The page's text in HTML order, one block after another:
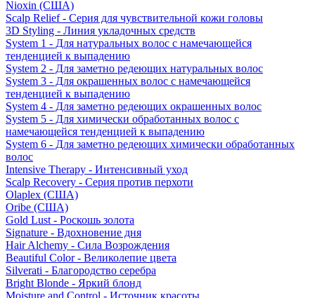
Nioxin (США)
Scalp Relief - Серия для чувствительной кожи головы
3D Styling - Линия укладочных средств
System 1 - Для натуральных волос с намечающейся
тенденцией к выпадению
System 2 - Для заметно редеющих натуральных волос
System 3 - Для окрашенных волос с намечающейся
тенденцией к выпадению
System 4 - Для заметно редеющих окрашенных волос
System 5 - Для химически обработанных волос с
намечающейся тенденцией к выпадению
System 6 - Для заметно редеющих химически обработанных
волос
Intensive Therapy - Интенсивный уход
Scalp Recovery - Серия против перхоти
Olaplex (США)
Oribe (США)
Gold Lust - Роскошь золота
Signature - Вдохновение дня
Hair Alchemy - Сила Возрождения
Beautiful Color - Великолепие цвета
Silverati - Благородство серебра
Bright Blonde - Яркий блонд
Moisture and Control - Источник красоты